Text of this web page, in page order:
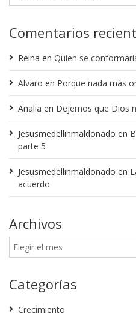
Comentarios
Reina en Quien se
Alvaro en Porque nada más
Analia en Dejemos que Dios
Jesusmedellinmaldonado en
parte 5
Jesusmedellinmaldonado en
acuerdo
Archivos
Categorías
Crecimiento